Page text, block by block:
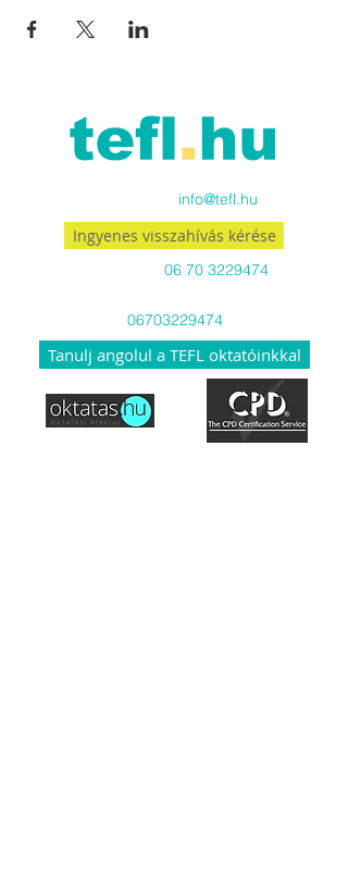
info@tefl.hu
Ingyenes visszahívás kérése
06 70 3229474
06703229474
Tanulj angolul a TEFL oktatóinkkal